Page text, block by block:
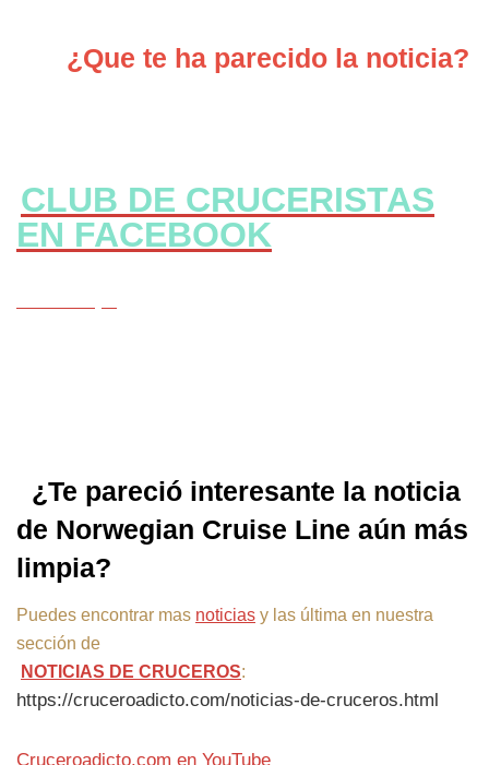
¿Que te ha parecido la noticia?
CLUB DE CRUCERISTAS
EN FACEBOOK
¿Te pareció interesante la noticia
de Norwegian Cruise Line aún más
limpia?
Puedes encontrar mas noticias y las última en nuestra
sección de
NOTICIAS DE CRUCEROS:
https://cruceroadicto.com/noticias-de-cruceros.html
Cruceroadicto.com en YouTube